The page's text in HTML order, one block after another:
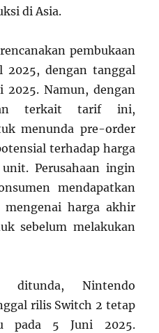
di Asia.
pembukaan
dengan tanggal
2025. Namun, dengan
terkait tarif ini,
menunda pre-order
terhadap harga
Perusahaan ingin
mendapatkan
harga akhir
sebelum melakukan
ditunda, Nintendo
rilis Switch 2 tetap
pada 5 Juni 2025.